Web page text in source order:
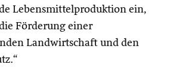
Lebensmittelproduktion ein,
Förderung einer
Landwirtschaft und den